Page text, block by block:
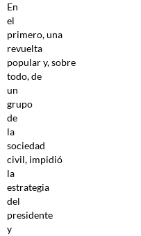
En
el
primero, una
revuelta
popular y, sobre
todo, de
un
grupo
de
la
sociedad
civil, impidió
la
estrategia
del
presidente
y